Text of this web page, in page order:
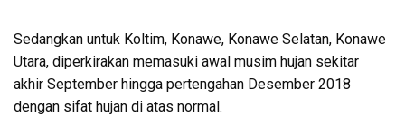
Sedangkan untuk Koltim, Konawe, Konawe Selatan, Konawe
Utara, diperkirakan memasuki awal musim hujan sekitar
akhir September hingga pertengahan Desember 2018
dengan sifat hujan di atas normal.